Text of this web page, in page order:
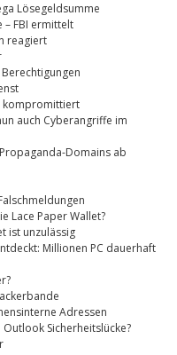
Lösegeldsumme
– FBI ermittelt
reagiert
kompromittiert
auch Cyberangriffe im
Domains ab
Lace Paper Wallet?
ist unzulässig
Millionen PC dauerhaft
Adressen
Sicherheitslücke?